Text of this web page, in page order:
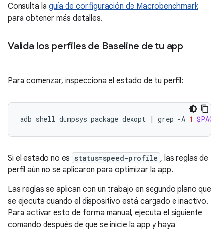
Consulta la guía de configuración de Macrobenchmark
para obtener más detalles.
Valida los perfiles de Baseline de tu app
Para comenzar, inspecciona el estado de tu perfil:
adb shell dumpsys package dexopt | grep -A 1
Si el estado no es status=speed-profile , las reglas de
perfil aún no se aplicaron para optimizar la app.
Las reglas se aplican con un trabajo en segundo plano que
se ejecuta cuando el dispositivo está cargado e inactivo.
Para activar esto de forma manual, ejecuta el siguiente
comando después de que se inicie la app y haya